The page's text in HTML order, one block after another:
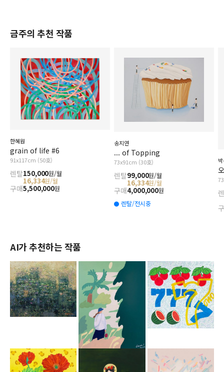
금주의 추천 작품
한혜원
grain of life #6
91x117cm (50호)
렌탈150,000원/월
16,334원/월
구매5,500,000원
송지연
... of Topping
73x91cm (30호)
렌탈99,000원/월
16,334원/월
구매4,000,000원
렌탈/전시중
AI가 추천하는 작품